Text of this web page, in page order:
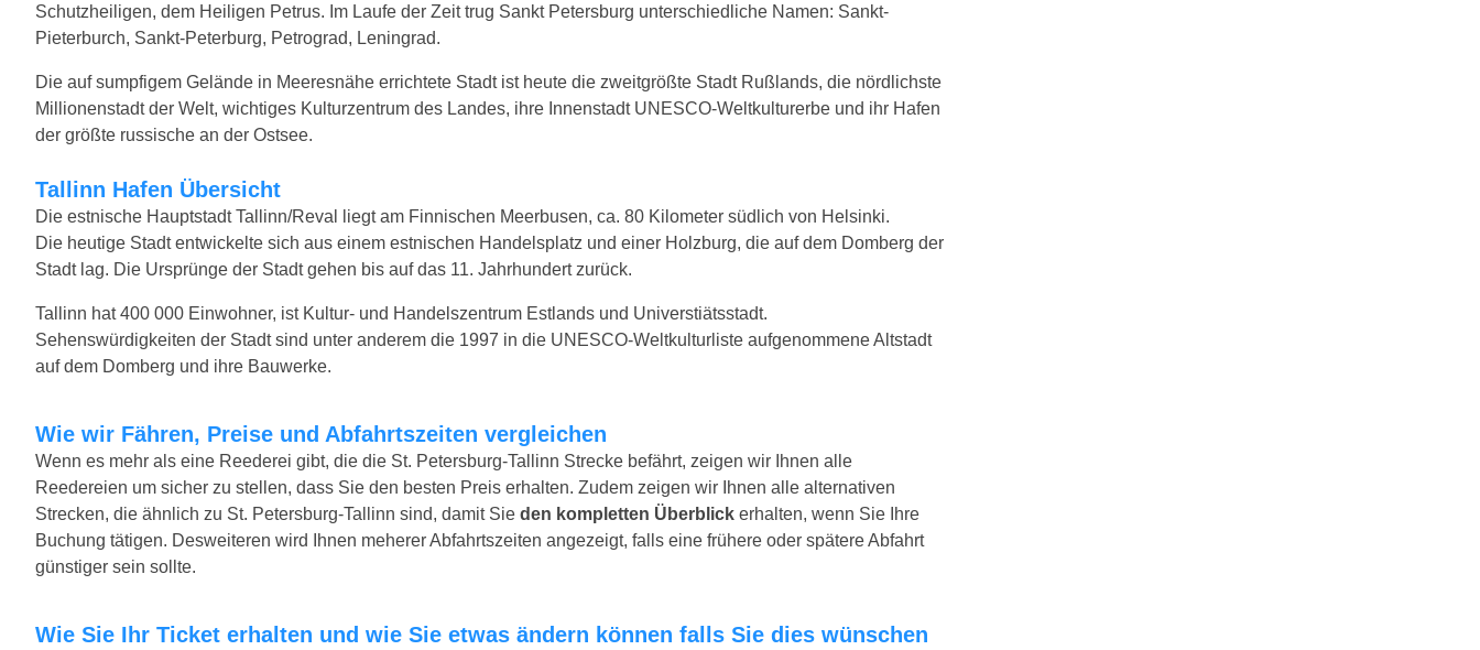
Schutzheiligen, dem Heiligen Petrus. Im Laufe der Zeit trug Sankt Petersburg unterschiedliche Namen: Sankt-
Pieterburch, Sankt-Peterburg, Petrograd, Leningrad.
Die auf sumpfigem Gelände in Meeresnähe errichtete Stadt ist heute die zweitgrößte Stadt Rußlands, die nördlichste
Millionenstadt der Welt, wichtiges Kulturzentrum des Landes, ihre Innenstadt UNESCO-Weltkulturerbe und ihr Hafen
der größte russische an der Ostsee.
Tallinn Hafen Übersicht
Die estnische Hauptstadt Tallinn/Reval liegt am Finnischen Meerbusen, ca. 80 Kilometer südlich von Helsinki.
Die heutige Stadt entwickelte sich aus einem estnischen Handelsplatz und einer Holzburg, die auf dem Domberg der
Stadt lag. Die Ursprünge der Stadt gehen bis auf das 11. Jahrhundert zurück.
Tallinn hat 400 000 Einwohner, ist Kultur- und Handelszentrum Estlands und Universtiätsstadt.
Sehenswürdigkeiten der Stadt sind unter anderem die 1997 in die UNESCO-Weltkulturliste aufgenommene Altstadt
auf dem Domberg und ihre Bauwerke.
Wie wir Fähren, Preise und Abfahrtszeiten vergleichen
Wenn es mehr als eine Reederei gibt, die die St. Petersburg-Tallinn Strecke befährt, zeigen wir Ihnen alle
Reedereien um sicher zu stellen, dass Sie den besten Preis erhalten. Zudem zeigen wir Ihnen alle alternativen
Strecken, die ähnlich zu St. Petersburg-Tallinn sind, damit Sie den kompletten Überblick erhalten, wenn Sie Ihre
Buchung tätigen. Desweiteren wird Ihnen meherer Abfahrtszeiten angezeigt, falls eine frühere oder spätere Abfahrt
günstiger sein sollte.
Wie Sie Ihr Ticket erhalten und wie Sie etwas ändern können falls Sie dies wünschen